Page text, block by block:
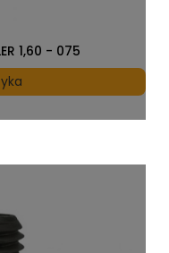
1,60 - 075